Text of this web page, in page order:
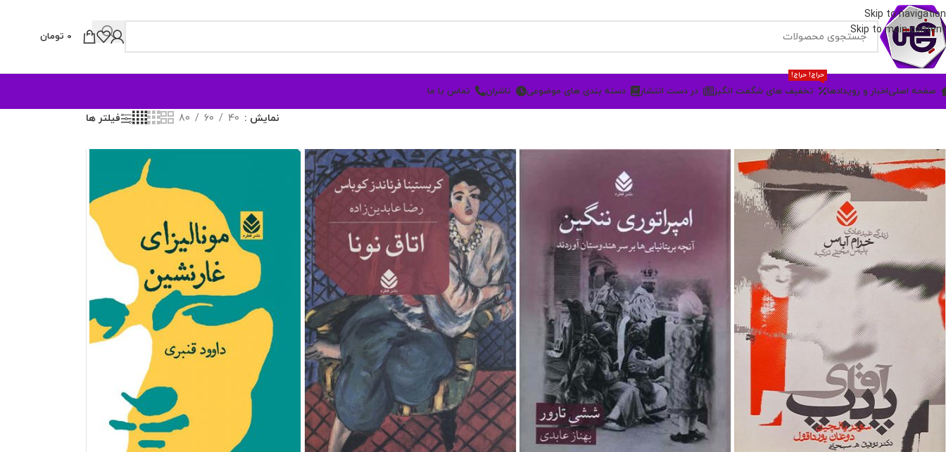
Skip to navigation
Skip to main content
0 تومان
صفحه اصلیاخبار و رویدادها تخفیف های شگفت انگیز
حراج! حراج!
در دست انتشار دسته بندی های موضوعی ناشران تماس با ما
نمایش 40
60
80 فیلتر ها